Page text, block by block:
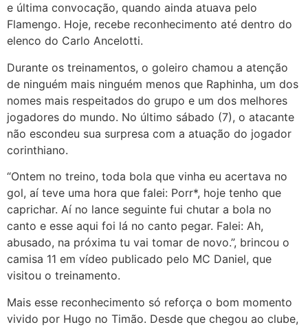
e última convocação, quando ainda atuava pelo
Flamengo. Hoje, recebe reconhecimento até dentro do
elenco do Carlo Ancelotti.
Durante os treinamentos, o goleiro chamou a atenção
de ninguém mais ninguém menos que Raphinha, um dos
nomes mais respeitados do grupo e um dos melhores
jogadores do mundo. No último sábado (7), o atacante
não escondeu sua surpresa com a atuação do jogador
corinthiano.
“Ontem no treino, toda bola que vinha eu acertava no
gol, aí teve uma hora que falei: Porr*, hoje tenho que
caprichar. Aí no lance seguinte fui chutar a bola no
canto e esse aqui foi lá no canto pegar. Falei: Ah,
abusado, na próxima tu vai tomar de novo.”, brincou o
camisa 11 em vídeo publicado pelo MC Daniel, que
visitou o treinamento.
Mais esse reconhecimento só reforça o bom momento
vivido por Hugo no Timão. Desde que chegou ao clube,